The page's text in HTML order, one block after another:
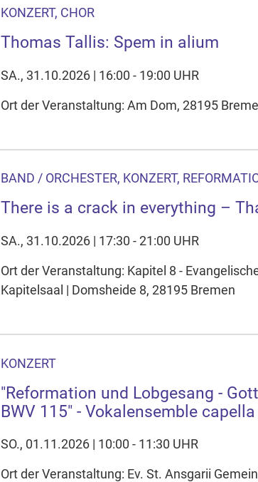
KONZERT, CHOR
Thomas Tallis: Spem in alium
SA., 31.10.2026 | 16:00 - 19:00 UHR
Ort der Veranstaltung: Am Dom, 28195
BAND / ORCHESTER, KONZERT,
There is a crack in everything –
SA., 31.10.2026 | 17:30 - 21:00 UHR
Ort der Veranstaltung: Kapitel 8 -
Kapitelsaal | Domsheide 8, 28195 Bremen
KONZERT
"Reformation und Lobgesang -
BWV 115" - Vokalensemble
SO., 01.11.2026 | 10:00 - 11:30 UHR
Ort der Veranstaltung: Ev. St. Ansgarii